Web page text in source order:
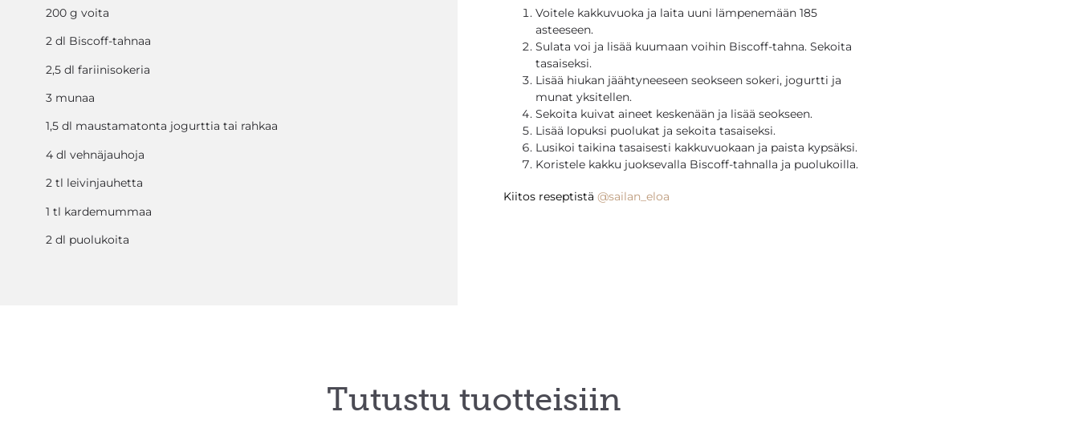
200 g voita
2 dl Biscoff-tahnaa
2,5 dl fariinisokeria
3 munaa
1,5 dl maustamatonta jogurttia tai rahkaa
4 dl vehnäjauhoja
2 tl leivinjauhetta
1 tl kardemummaa
2 dl puolukoita
Voitele kakkuvuoka ja laita uuni lämpenemään 185
asteeseen.
Sulata voi ja lisää kuumaan voihin Biscoff-tahna. Sekoita
tasaiseksi.
Lisää hiukan jäähtyneeseen seokseen sokeri, jogurtti ja
munat yksitellen.
Sekoita kuivat aineet keskenään ja lisää seokseen.
Lisää lopuksi puolukat ja sekoita tasaiseksi.
Lusikoi taikina tasaisesti kakkuvuokaan ja paista kypsäksi.
Koristele kakku juoksevalla Biscoff-tahnalla ja puolukoilla.
Kiitos reseptistä @sailan_eloa
Tutustu tuotteisiin